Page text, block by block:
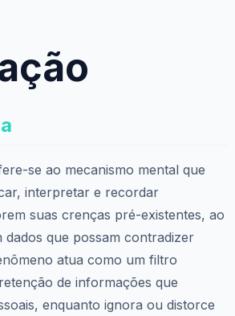
se ao mecanismo mental que
interpretar e recordar
suas crenças pré-existentes, ao
dados que possam contradizer
atua como um filtro
de informações que
enquanto ignora ou distorce